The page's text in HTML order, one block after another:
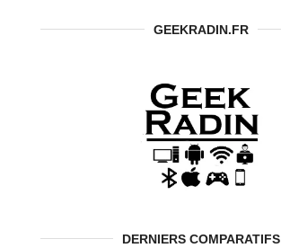
GEEKRADIN.FR
DERNIERS COMPARATIFS